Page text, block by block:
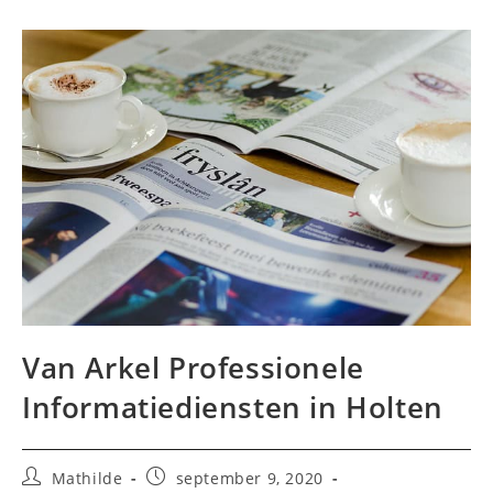
Van Arkel Professionele
Informatiediensten in Holten
BerichtMathilde
Berichtseptember 9, 2020